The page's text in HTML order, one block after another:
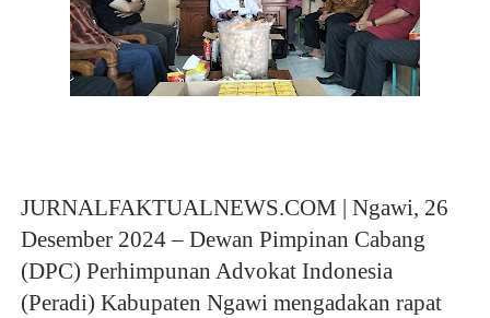
JURNALFAKTUALNEWS.COM | Ngawi, 26
Desember 2024 – Dewan Pimpinan Cabang
(DPC) Perhimpunan Advokat Indonesia
(Peradi) Kabupaten Ngawi mengadakan rapat